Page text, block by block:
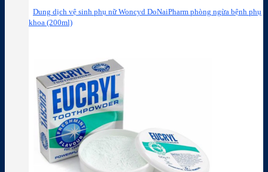
Dung dịch vệ sinh phụ nữ Woncyd DoNaiPharm phòng ngừa bệnh phụ
khoa (200ml)